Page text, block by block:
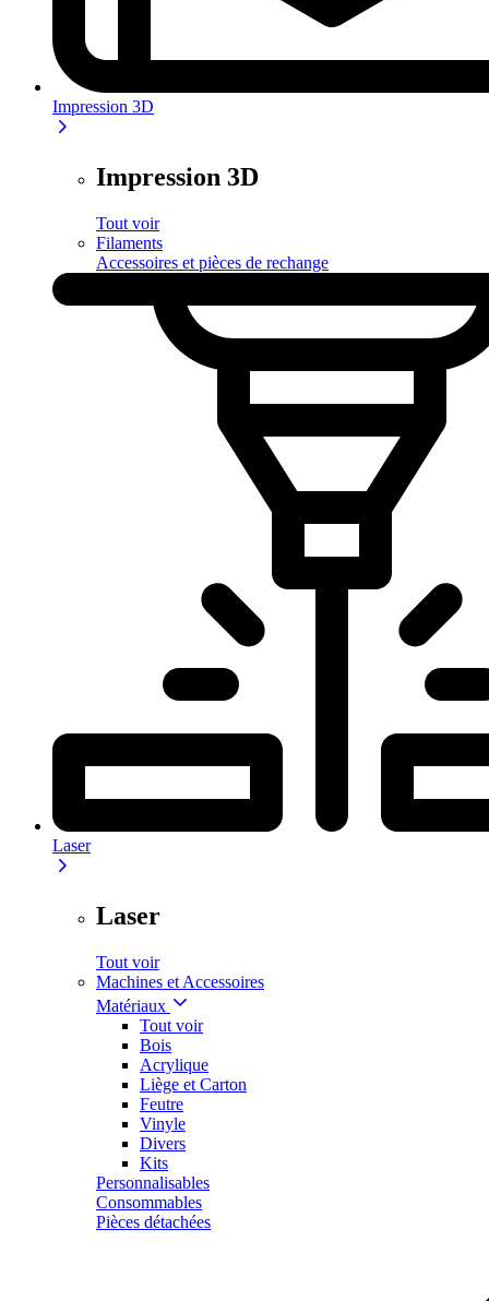
Impression 3D
Impression 3D
Tout voir
Filaments
Accessoires et pièces de rechange
Laser
Laser
Tout voir
Machines et Accessoires
Matériaux
Tout voir
Bois
Acrylique
Liège et Carton
Feutre
Vinyle
Divers
Kits
Personnalisables
Consommables
Pièces détachées